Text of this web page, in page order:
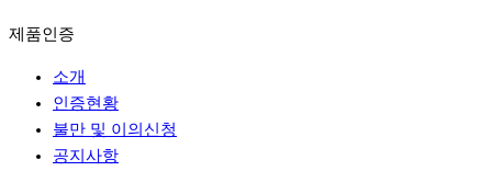
제품인증
소개
인증현황
불만 및 이의신청
공지사항